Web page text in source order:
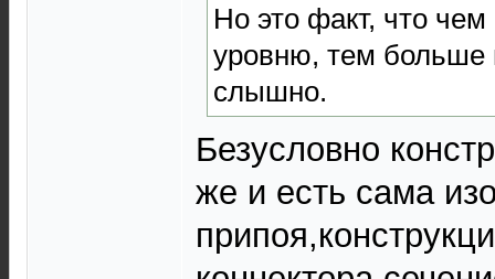
Но это факт, что
уровню, тем больше
слышно.
Безусловно
же и есть сама